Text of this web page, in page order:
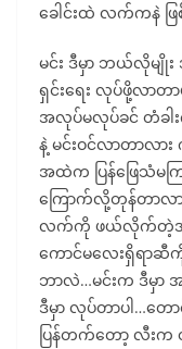
ခေါင်းထဲ လက်ကနဲ ဖ
မင်း ဒီမှာ ဘယ်လိုမျို
ရှင်းရေး လုပ်ဖို့လာတ
အလုပ်မလုပ်ခင် တံခါ
နဲ့ မင်းဝင်လာတာလာ
အထဲက ပြန်ဖြေသံမ
ကြောက်လို့တုန်တာလ
လက်ကို ဖယ်လိုက်တဲ့အခ
ကောင်မလေးရှိရာ
ဘာလဲ…မင်းက ဒီမှ
ဒီမှာ လုပ်တာပါ…တေ
ပြန်တက်တော့ လီးက